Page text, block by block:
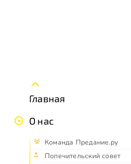
Главная
О нас
Команда Предание.ру
Попечительский совет